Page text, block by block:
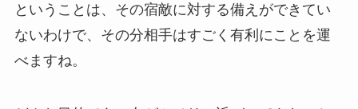
ということは、その宿敵に対する備えができてい
ないわけで、その分相手はすごく有利にことを運
べますね。